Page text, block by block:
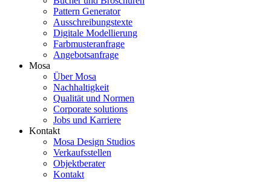
Pattern Generator
Ausschreibungstexte
Digitale Modellierung
Farbmusteranfrage
Angebotsanfrage
Mosa
Über Mosa
Nachhaltigkeit
Qualität und Normen
Corporate solutions
Jobs und Karriere
Kontakt
Mosa Design Studios
Verkaufsstellen
Objektberater
Kontakt